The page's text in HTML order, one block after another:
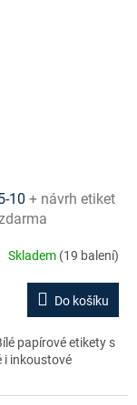
10 + návrh etiket
Skladem (19 balení)
Do košíku
papírové etikety s
i inkoustové